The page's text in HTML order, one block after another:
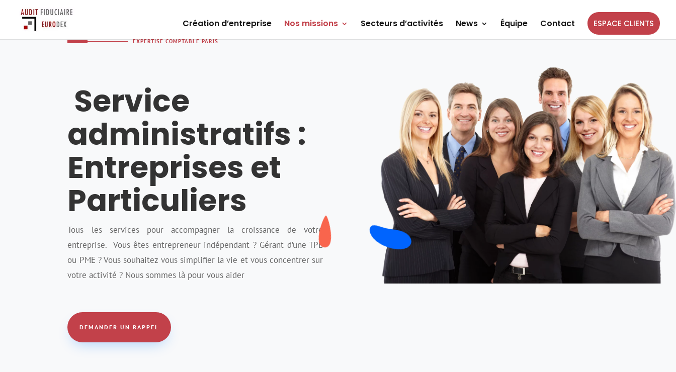
Création d’entreprise Nos missions Secteurs d’activités News Équipe Contact ESPACE CLIENTS
EXPERTISE COMPTABLE PARIS
Service
administratifs :
Entreprises et
Particuliers
Tous les services pour accompagner la croissance de votre
entreprise. Vous êtes entrepreneur indépendant ? Gérant d’une TPE
ou PME ? Vous souhaitez vous simplifier la vie et vous concentrer sur
votre activité ? Nous sommes là pour vous aider
DEMANDER UN RAPPEL